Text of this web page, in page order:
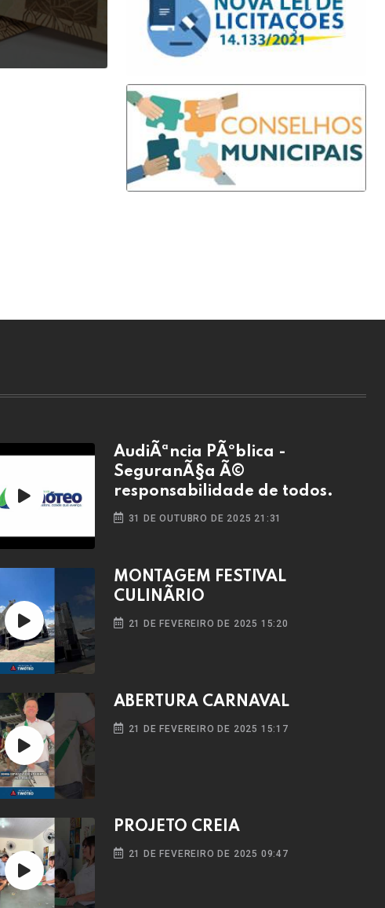
AudiÃªncia PÃºblica -
SeguranÃ§a Ã©
responsabilidade de todos.
31 DE OUTUBRO DE 2025 21:31
MONTAGEM FESTIVAL
CULINÃRIO
21 DE FEVEREIRO DE 2025 15:20
ABERTURA CARNAVAL
21 DE FEVEREIRO DE 2025 15:17
PROJETO CREIA
21 DE FEVEREIRO DE 2025 09:47